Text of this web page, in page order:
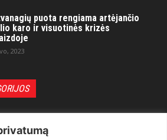
puota rengiama artėjančio
karo ir visuotinės krizės
2023